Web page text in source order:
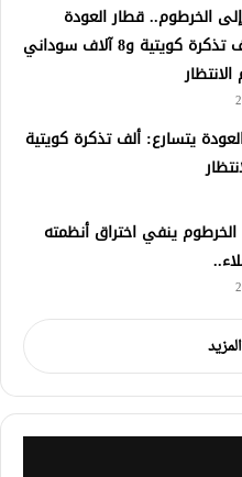
الخرطوم.. قطار العودة
يتسارع: ألف تذكرة كويتية و8 آلاف سوداني
يتسارع: ألف تذكرة كويتية
ينفي اختراق أنظمته